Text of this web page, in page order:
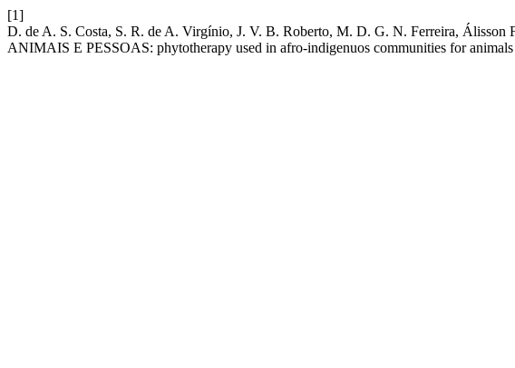
[1]
D. de A. S. Costa, S. R. de A. Virgínio, J. V. B. Roberto, M. D. G. N. Ferreira,
ANIMAIS E PESSOAS: phytotherapy used in afro-indigenuos communities for animals